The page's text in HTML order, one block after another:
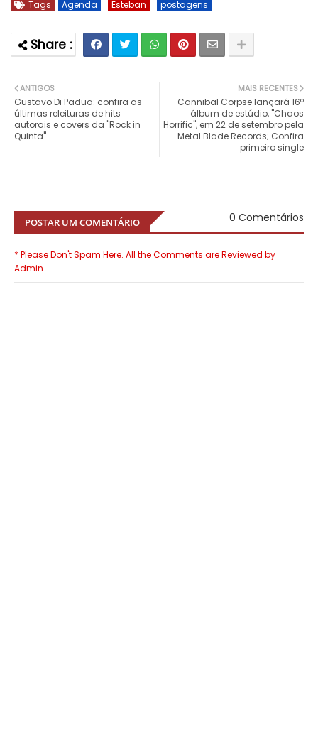
Tags Agenda Esteban postagens
MAIS RECENTES
Cannibal Corpse lançará 16º
álbum de estúdio, "Chaos
Horrific", em 22 de setembro pela
Metal Blade Records; Confira
primeiro single
ANTIGOS
Gustavo Di Padua: confira as
últimas releituras de hits
autorais e covers da "Rock in
Quinta"
POSTAR UM COMENTÁRIO 0 Comentários
* Please Don't Spam Here. All the Comments are Reviewed by
Admin.